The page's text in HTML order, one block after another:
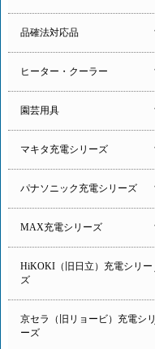
品確法対応品
ヒーター・クーラー
園芸用具
マキタ充電シリーズ
パナソニック充電シリーズ
MAX充電シリーズ
HiKOKI（旧日立）充電シリー
ズ
京セラ（旧リョービ）充電シリ
ーズ